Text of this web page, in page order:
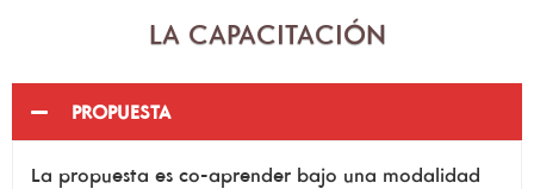
LA CAPACITACIÓN
PROPUESTA
La propuesta es co-aprender bajo una modalidad